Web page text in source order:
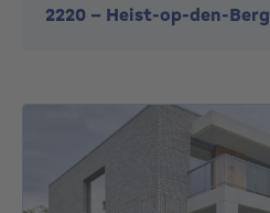
2220 - Heist-op-den-Berg